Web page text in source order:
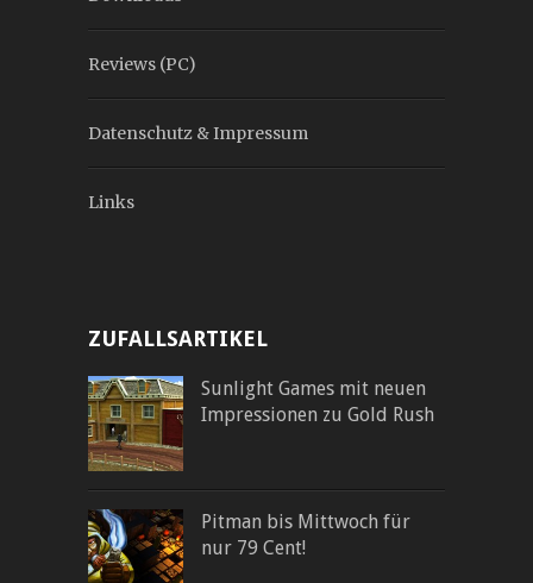
Reviews (PC)
Datenschutz & Impressum
Links
ZUFALLSARTIKEL
Sunlight Games mit neuen
Impressionen zu Gold Rush
Pitman bis Mittwoch für
nur 79 Cent!